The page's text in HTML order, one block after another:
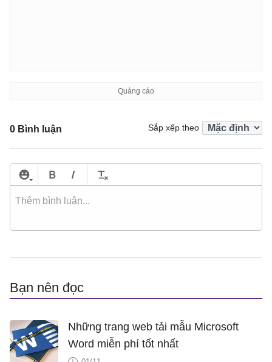
0 Bình luận Sắp xếp theo
Bạn nên đọc
Những trang web tải mẫu Microsoft
Word miễn phí tốt nhất